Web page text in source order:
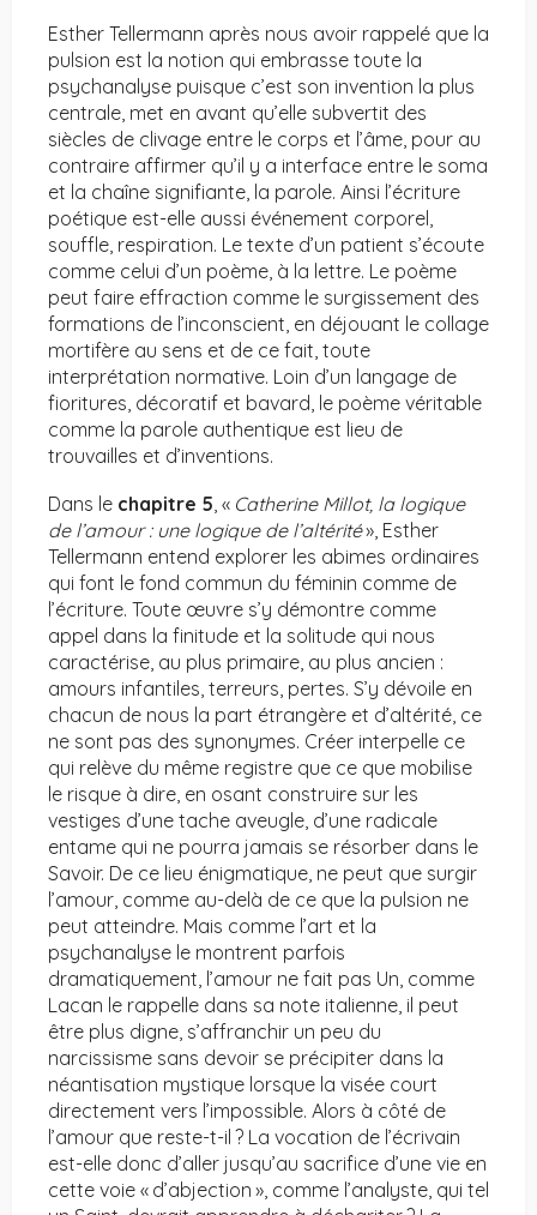
Esther Tellermann après nous avoir rappelé que la
pulsion est la notion qui embrasse toute la
psychanalyse puisque c’est son invention la plus
centrale, met en avant qu’elle subvertit des
siècles de clivage entre le corps et l’âme, pour au
contraire affirmer qu’il y a interface entre le soma
et la chaîne signifiante, la parole. Ainsi l’écriture
poétique est-elle aussi événement corporel,
souffle, respiration. Le texte d’un patient s’écoute
comme celui d’un poème, à la lettre. Le poème
peut faire effraction comme le surgissement des
formations de l’inconscient, en déjouant le collage
mortifère au sens et de ce fait, toute
interprétation normative. Loin d’un langage de
fioritures, décoratif et bavard, le poème véritable
comme la parole authentique est lieu de
trouvailles et d’inventions.
Dans le chapitre 5, « Catherine Millot, la logique
de l’amour : une logique de l’altérité», Esther
Tellermann entend explorer les abimes ordinaires
qui font le fond commun du féminin comme de
l’écriture. Toute œuvre s’y démontre comme
appel dans la finitude et la solitude qui nous
caractérise, au plus primaire, au plus ancien :
amours infantiles, terreurs, pertes. S’y dévoile en
chacun de nous la part étrangère et d’altérité, ce
ne sont pas des synonymes. Créer interpelle ce
qui relève du même registre que ce que mobilise
le risque à dire, en osant construire sur les
vestiges d’une tache aveugle, d’une radicale
entame qui ne pourra jamais se résorber dans le
Savoir. De ce lieu énigmatique, ne peut que surgir
l’amour, comme au-delà de ce que la pulsion ne
peut atteindre. Mais comme l’art et la
psychanalyse le montrent parfois
dramatiquement, l’amour ne fait pas Un, comme
Lacan le rappelle dans sa note italienne, il peut
être plus digne, s’affranchir un peu du
narcissisme sans devoir se précipiter dans la
néantisation mystique lorsque la visée court
directement vers l’impossible. Alors à côté de
l’amour que reste-t-il ? La vocation de l’écrivain
est-elle donc d’aller jusqu’au sacrifice d’une vie en
cette voie « d’abjection », comme l’analyste, qui tel